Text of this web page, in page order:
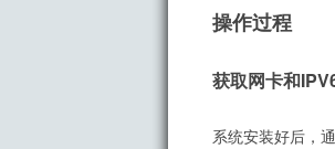
操作过程
获取网卡和
系统安装好后，